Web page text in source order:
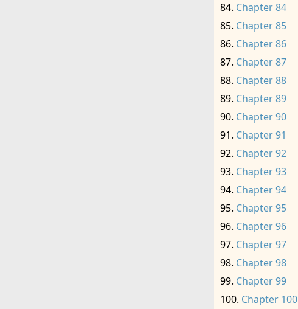
Chapter 84
Chapter 85
Chapter 86
Chapter 87
Chapter 88
Chapter 89
Chapter 90
Chapter 91
Chapter 92
Chapter 93
Chapter 94
Chapter 95
Chapter 96
Chapter 97
Chapter 98
Chapter 99
Chapter 100